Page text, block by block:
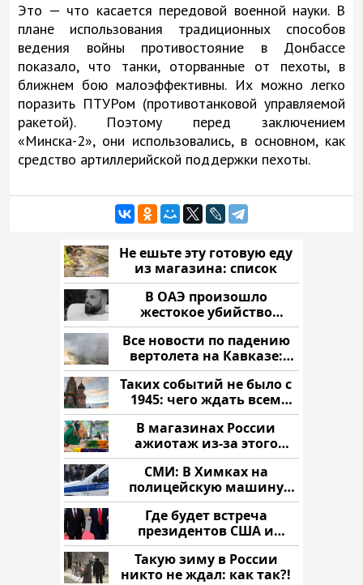
Это — что касается передовой военной науки. В
плане использования традиционных способов
ведения войны противостояние в Донбассе
показало, что танки, оторванные от пехоты, в
ближнем бою малоэффективны. Их можно легко
поразить ПТУРом (противотанковой управляемой
ракетой). Поэтому перед заключением
«Минска-2», они использовались, в основном, как
средство артиллерийской поддержки пехоты.
Не ешьте эту готовую еду
из магазина: список
В ОАЭ произошло
жестокое убийство
криптомиллионера
Все новости по падению
вертолета на Кавказе:
читать здесь
Таких событий не было с
1945: чего ждать всем
нам?
В магазинах России
ажиотаж из-за этого
продукта: что купить?
СМИ: В Химках на
полицейскую машину
напали и подожгли.
Где будет встреча
президентов США и
России: Европа?
Такую зиму в России
никто не ждал: как так?!